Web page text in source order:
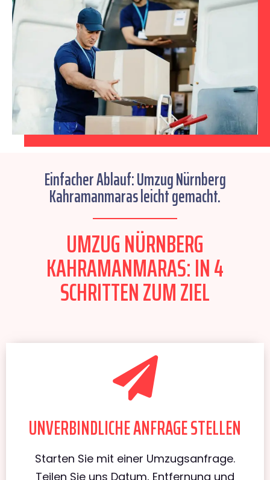
Einfacher Ablauf: Umzug Nürnberg
Kahramanmaras leicht gemacht.
UMZUG NÜRNBERG
KAHRAMANMARAS: IN 4
SCHRITTEN ZUM ZIEL
UNVERBINDLICHE ANFRAGE STELLEN
Starten Sie mit einer Umzugsanfrage.
Teilen Sie uns Datum, Entfernung und